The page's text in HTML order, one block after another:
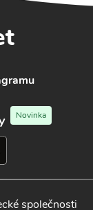
Novinka
společnosti